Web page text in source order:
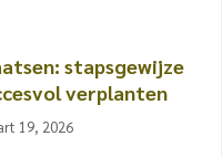
stapsgewijze
verplanten
19, 2026